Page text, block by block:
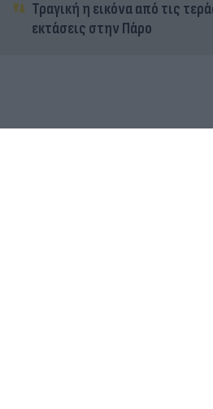
Τραγική η εικόνα από τις
εκτάσεις στην Πάρο